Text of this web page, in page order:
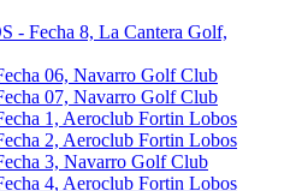
- Fecha 8, La Cantera Golf,
06, Navarro Golf Club
07, Navarro Golf Club
1, Aeroclub Fortin Lobos
2, Aeroclub Fortin Lobos
3, Navarro Golf Club
4, Aeroclub Fortin Lobos